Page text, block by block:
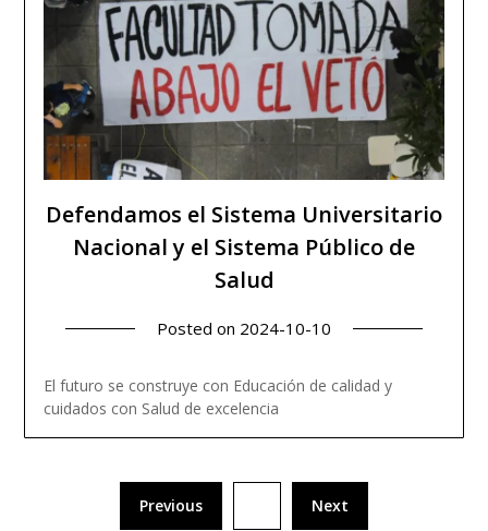
Defendamos el Sistema Universitario
Nacional y el Sistema Público de
Salud
Posted on 2024-10-10
El futuro se construye con Educación de calidad y
cuidados con Salud de excelencia
Previous Next